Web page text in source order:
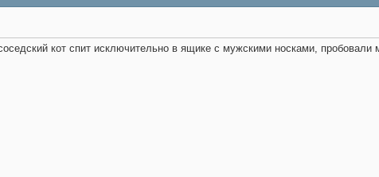
кот спит исключительно в ящике с мужскими носками,